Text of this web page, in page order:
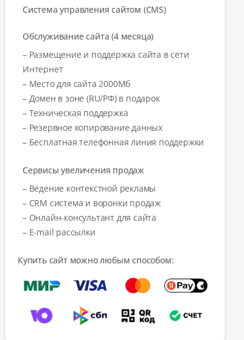
Система управления сайтом (CMS)
Обслуживание сайта (4 месяца)
– Размещение и поддержка сайта в сети
Интернет
– Место для сайта 2000Мб
– Домен в зоне (RU/РФ) в подарок
– Техническая поддержка
– Резервное копирование данных
– Бесплатная телефонная линия поддержки
Сервисы увеличения продаж
– Ведение контекстной рекламы
– CRM система и воронки продаж
– Онлайн-консультант для сайта
– E-mail рассылки
Купить сайт можно любым способом: